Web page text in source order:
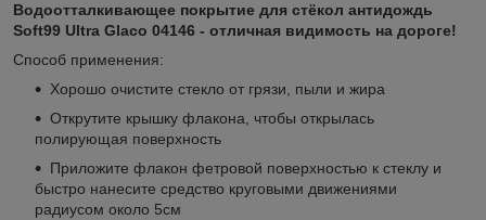
Водоотталкивающее покрытие для стёкол антидождь
Soft99 Ultra Glaco 04146 - отличная видимость на дороге!
Способ применения:
Хорошо очистите стекло от грязи, пыли и жира
Открутите крышку флакона, чтобы открылась
полирующая поверхность
Приложите флакон фетровой поверхностью к стеклу и
быстро нанесите средство круговыми движениями
радиусом около 5см